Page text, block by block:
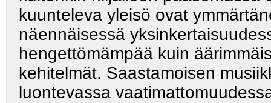
kuunteleva yleisö ovat
näennäisessä
hengettömämpää kuin
kehitelmät. Saastamoisen
luontevassa